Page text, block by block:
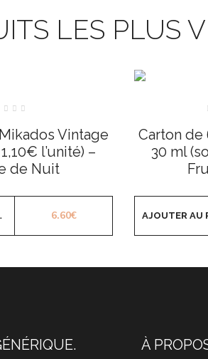
LES PLUS
Vintage
l’unité) –
de Nuit
6.60€
Carton de
30 ml
À